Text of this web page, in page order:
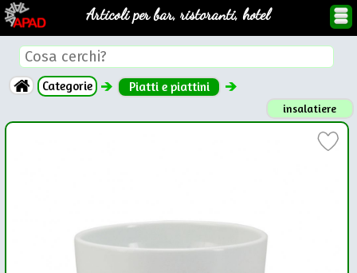
Articoli per bar, ristoranti, hotel
Categorie Piatti e piattini
insalatiere